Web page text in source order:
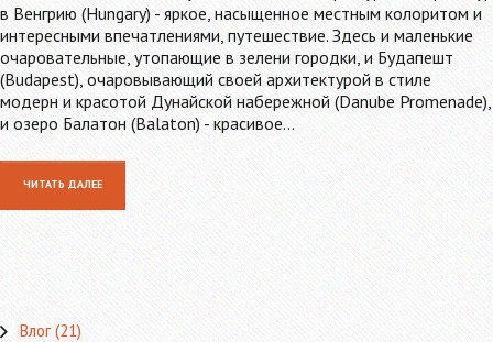
в Венгрию (Hungary) - яркое, насыщенное местным колоритом и
интересными впечатлениями, путешествие. Здесь и маленькие
очаровательные, утопающие в зелени городки, и Будапешт
(Budapest), очаровывающий своей архитектурой в стиле
модерн и красотой Дунайской набережной (Danube Promenade),
и озеро Балатон (Balaton) - красивое…
ЧИТАТЬ ДАЛЕЕ
Влог(21)